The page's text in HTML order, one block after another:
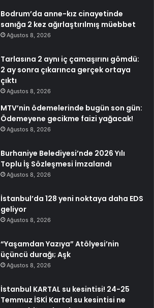
Bodrum’da anne-kız cinayetinde
sanığa 2 kez ağırlaştırılmış müebbet
Ağustos 8, 2026
Tarlasına 2 aynı iç çamaşırını gömdü:
2 ay sonra çıkarınca gerçek ortaya
çıktı
Ağustos 8, 2026
MTV’nin ödemelerinde bugün son gün:
Ödemeyene gecikme faizi yağacak!
Ağustos 8, 2026
Burhaniye Belediyesi’nde 2026 Yılı
Toplu İş Sözleşmesi İmzalandı
Ağustos 8, 2026
İstanbul’da 128 yeni noktaya daha EDS
geliyor
Ağustos 8, 2026
“Yaşamdan Yazıya” Atölyesi’nin
üçüncü durağı; Aşk
Ağustos 8, 2026
İstanbul KARTAL su kesintisi! 24-25
Temmuz İSKİ Kartal su kesintisi ne